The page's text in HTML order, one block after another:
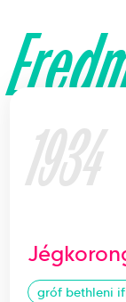
1934
gróf bethleni